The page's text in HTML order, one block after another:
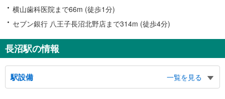
横山歯科医院まで66m (徒歩1分)
セブン銀行 八王子長沼北野店まで314m (徒歩4分)
長沼駅の情報
駅設備
一覧を見る